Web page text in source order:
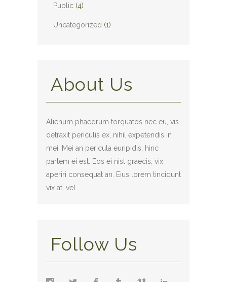
Public (4)
Uncategorized (1)
About Us
Alienum phaedrum torquatos nec eu, vis
detraxit periculis ex, nihil expetendis in
mei. Mei an pericula euripidis, hinc
partem ei est. Eos ei nisl graecis, vix
aperiri consequat an. Eius lorem tincidunt
vix at, vel
Follow Us